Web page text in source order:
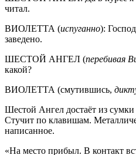
читал.
ВИОЛЕТТА (испуганно):
заведено.
ШЕСТОЙ АНГЕЛ (перебивая
какой?
ВИОЛЕТТА (смутившись,
Шестой Ангел достаёт из
Стучит по клавишам.
написанное.
«На место прибыл. В контакт